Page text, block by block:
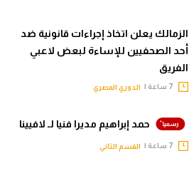
الزمالك يعلن اتخاذ إجراءات قانونية ضد
أحد الصحفيين للإساءة لبعض لاعبي
الفريق
الدوري المصري
حمد إبراهيم مديرا فنيا لـ لافيينا
القسم الثاني